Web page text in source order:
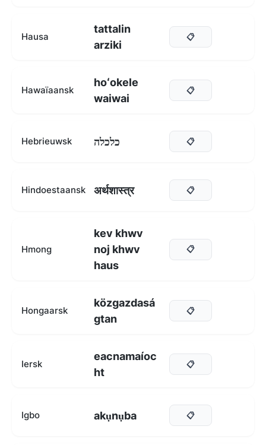
Hausa
tattalin
arziki
📋
Hawaïaansk
hoʻokele
waiwai
📋
Hebrieuwsk כלכלה 📋
Hindoestaansk अर्थशास्त्र 📋
Hmong
kev khwv
noj khwv
haus
📋
Hongaarsk
közgazdasá
gtan
📋
Iersk
eacnamaíoc
ht
📋
Igbo akụnụba 📋